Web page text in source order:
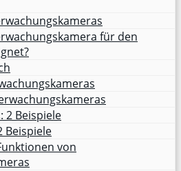
für den
2 Beispiele
Beispiele
von